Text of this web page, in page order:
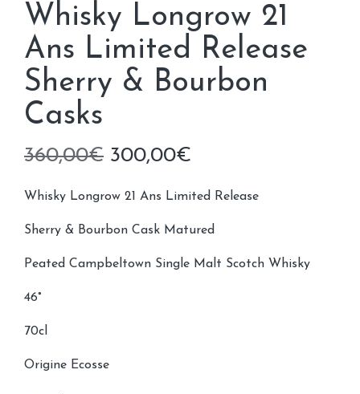
Whisky Longrow 21
Ans Limited Release
Sherry & Bourbon
Casks
360,00€ Le
prix
initial
était :
300,00€
prix
actuel
est :
Whisky Longrow 21 Ans Limited Release
Sherry & Bourbon Cask Matured
Peated Campbeltown Single Malt Scotch Whisky
46°
70cl
Origine Ecosse